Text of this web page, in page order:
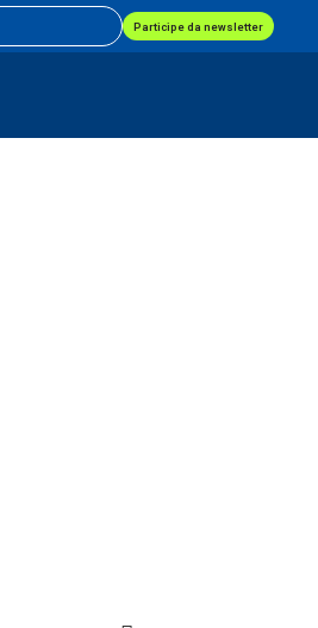
Participe da newsletter